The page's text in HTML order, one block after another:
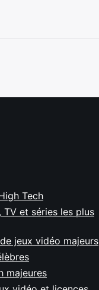
Tech
TV et séries les plus
jeux vidéo majeurs
majeures